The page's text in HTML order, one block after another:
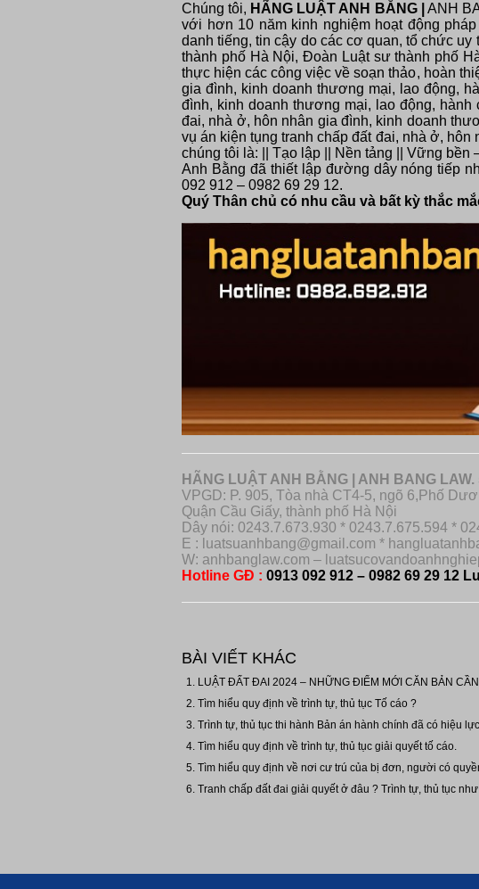
Chúng tôi, HÃNG LUẬT ANH BẰNG |
ANH
với hơn 10 năm kinh nghiệm hoạt động
danh tiếng, tin cậy do các cơ quan, tổ chức
thành phố Hà Nội, Đoàn Luật sư thành phố
thực hiện các công việc về soạn thảo, hoàn
gia đình, kinh doanh thương mại, lao động,
đình, kinh doanh thương mại, lao động,
đai, nhà ở, hôn nhân gia đình, kinh doanh
vụ án kiện tụng tranh chấp đất đai, nhà ở,
chúng tôi là: || Tạo lập || Nền tảng || Vững
Anh Bằng đã thiết lập đường dây nóng tiếp
092 912 – 0982 69 29 12.
Quý Thân chủ có nhu cầu và bất kỳ thắc
HÃNG LUẬT ANH BẰNG | ANH BANG LAW.
VPGD: P. 905, Tòa nhà CT4-5, ngõ 6,Phố
Quận Cầu Giấy, thành phố Hà Nội
Dây nói: 0243.7.673.930 * 0243.7.675.594 *
E : luatsuanhbang@gmail.com *
W: anhbanglaw.com –
Hotline GĐ : 0913 092 912 – 0982 69 29 12
BÀI VIẾT KHÁC
LUẬT ĐẤT ĐAI 2024 – NHỮNG ĐIỂM MỚI CĂN BẢN
Tìm hiểu quy định về trình tự, thủ tục Tố cáo ?
Trình tự, thủ tục thi hành Bản án hành chính đã có hiệu
Tìm hiểu quy định về trình tự, thủ tục giải quyết tố cáo.
Tìm hiểu quy định về nơi cư trú của bị đơn, người có
Tranh chấp đất đai giải quyết ở đâu ? Trình tự, thủ tục